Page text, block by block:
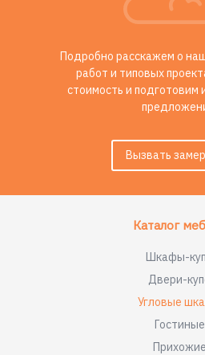
Подробно расскажем о
работ и типовых
стоимость и подготовим
Вызвать
Каталог
Шкафы-
Двери-
Угловые
Гостиные
Прихожие